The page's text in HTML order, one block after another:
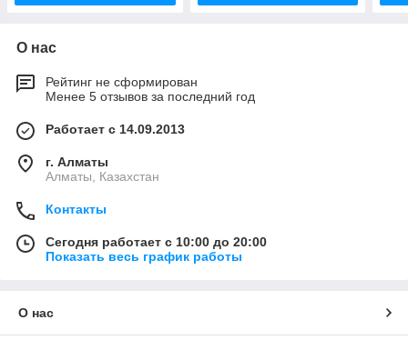
О нас
Рейтинг не сформирован
Менее 5 отзывов за последний год
Работает с 14.09.2013
г. Алматы
Алматы, Казахстан
Контакты
Сегодня работает с 10:00 до 20:00
Показать весь график работы
О нас